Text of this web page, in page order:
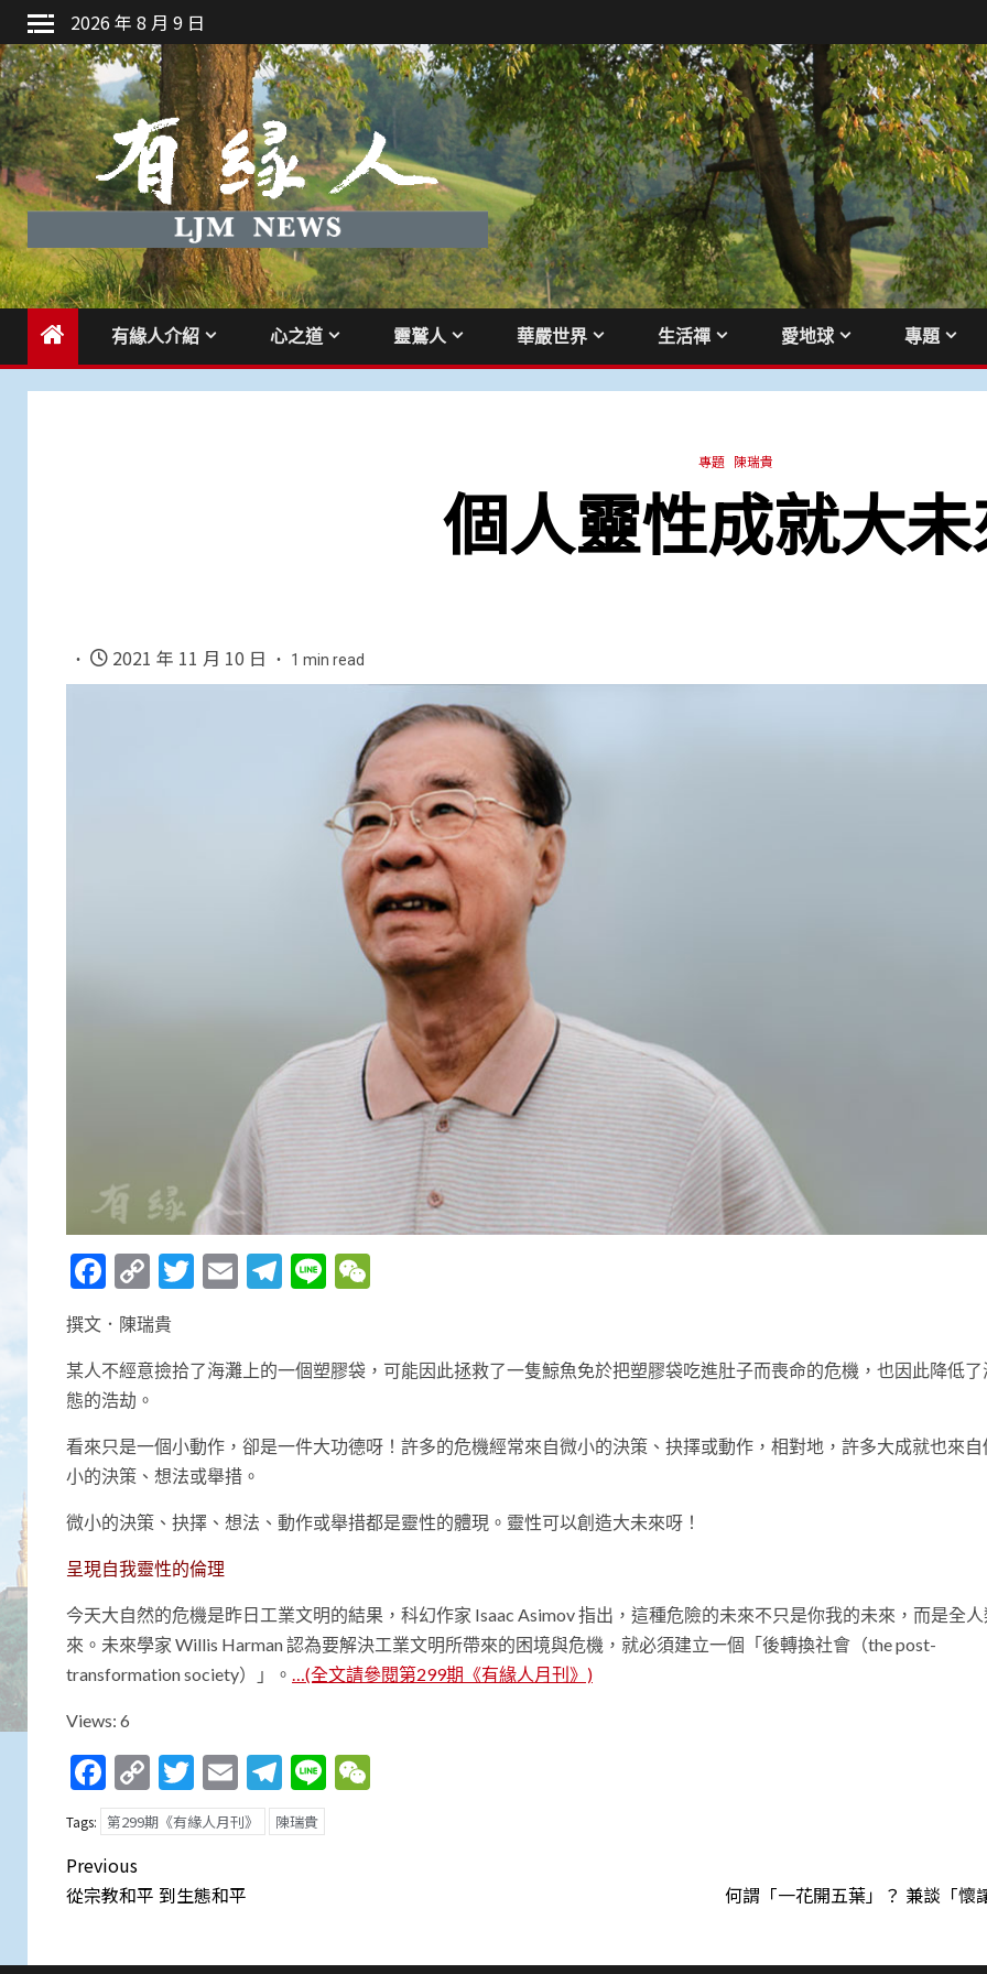
Skip
to
content
2026 年 8 月 9 日
有緣人介紹 心之道 靈鷲人 華嚴世界 生活禪 愛地球 專題
專題 陳瑞貴
個人靈性成就大
2021 年 11 月 10 日 1 min read
Facebook
Copy
Link
Twitter
EmailTelegram
Line
撰文．陳瑞貴
某人不經意撿拾了海灘上的一個塑膠袋，可能因此拯救了一隻鯨魚免於把塑膠袋吃進肚子而喪命的危機，也因此降低
態的浩劫。
看來只是一個小動作，卻是一件大功德呀！許多的危機經常來自微小的決策、抉擇或動作，相對地，許多大成就也來自
小的決策、想法或舉措。
微小的決策、抉擇、想法、動作或舉措都是靈性的體現。靈性可以創造大未來呀！
呈現自我靈性的倫理
今天大自然的危機是昨日工業文明的結果，科幻作家 Isaac Asimov 指出，這種危險的未來不只是你我的未來，而是全
來。未來學家 Willis Harman 認為要解決工業文明所帶來的困境與危機，就必須建立一個「後轉換社會（the post-
transformation society）」。 …(全文請參閱第299期《有緣人月刊》)
Views: 6
Facebook
Copy
Link
Twitter
EmailTelegram
Line
Tags: 第299期《有緣人月刊》 陳瑞貴
Post
navigation
Previous
從宗教和平 到生態和平
何謂「一花開五葉」？ 兼談「懷